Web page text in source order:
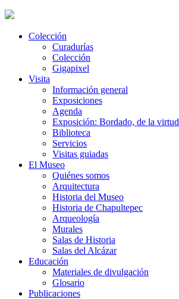
Colección
Curadurías
Colección
Gigapixel
Visita
Información general
Exposiciones
Agenda
Exposición: Bordado, de la virtud
Biblioteca
Servicios
Visitas guiadas
El Museo
Quiénes somos
Arquitectura
Historia del Museo
Historia de Chapultepec
Arqueología
Murales
Salas de Historia
Salas del Alcázar
Educación
Materiales de divulgación
Glosario
Publicaciones